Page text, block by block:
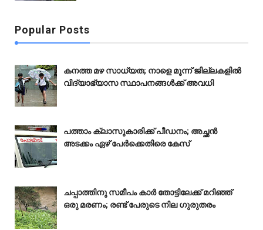
Popular Posts
കനത്ത മഴ സാധ്യത; നാളെ മൂന്ന് ജില്ലകളിൽ
വിദ്യാഭ്യാസ സ്ഥാപനങ്ങൾക്ക് അവധി
പത്താം ക്ലാസുകാരിക്ക് പീഡനം; അച്ഛൻ
അടക്കം ഏഴ് പേർക്കെതിരെ കേസ്
ചപ്പാത്തിനു സമീപം കാർ തോട്ടിലേക്ക് മറിഞ്ഞ്
ഒരു മരണം; രണ്ട് പേരുടെ നില ഗുരുതരം